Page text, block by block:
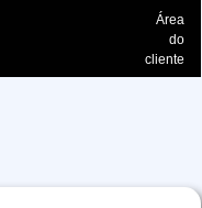
Área
do
cliente